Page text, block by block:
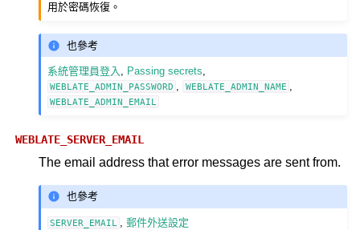
用於密碼恢復。
也參考
系統管理員登入 , Passing secrets,
WEBLATE_ADMIN_PASSWORD , WEBLATE_ADMIN_NAME ,
WEBLATE_ADMIN_EMAIL
WEBLATE_SERVER_EMAIL
The email address that error messages are sent from.
也參考
SERVER_EMAIL ,郵件外送設定